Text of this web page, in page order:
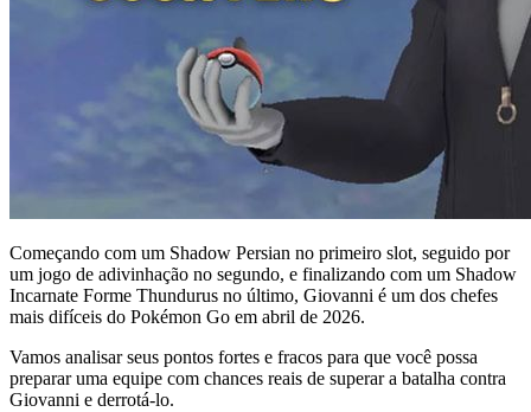
Começando com um Shadow Persian no primeiro slot, seguido por
um jogo de adivinhação no segundo, e finalizando com um Shadow
Incarnate Forme Thundurus no último, Giovanni é um dos chefes
mais difíceis do Pokémon Go em abril de 2026.
Vamos analisar seus pontos fortes e fracos para que você possa
preparar uma equipe com chances reais de superar a batalha contra
Giovanni e derrotá-lo.